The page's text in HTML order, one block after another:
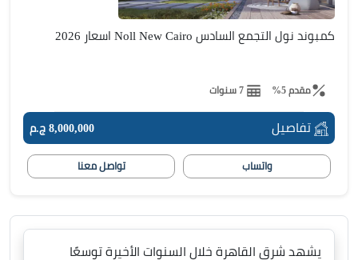
كمبوند نول التجمع السادس Noll New Cairo اسعار 2026
مقدم 5% 7 سنوات
تفاصيل 8,000,000 ج.م
واتساب تواصل معنا
يشهد شرق القاهرة خلال السنوات الأخيرة توسعًا